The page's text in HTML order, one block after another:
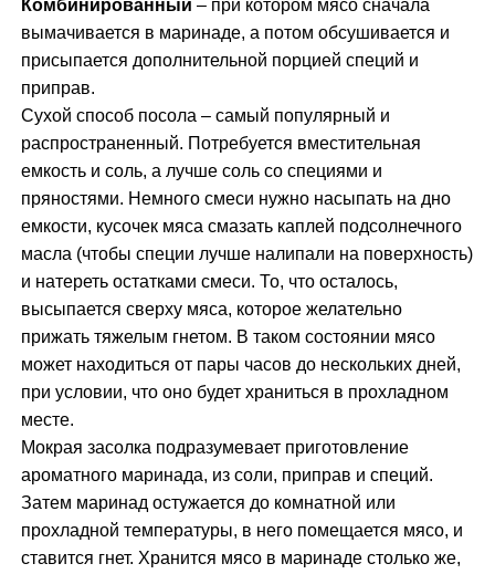
Комбинированный – при котором мясо сначала
вымачивается в маринаде, а потом обсушивается и
присыпается дополнительной порцией специй и
приправ.
Сухой способ посола – самый популярный и
распространенный. Потребуется вместительная
емкость и соль, а лучше соль со специями и
пряностями. Немного смеси нужно насыпать на дно
емкости, кусочек мяса смазать каплей подсолнечного
масла (чтобы специи лучше налипали на поверхность)
и натереть остатками смеси. То, что осталось,
высыпается сверху мяса, которое желательно
прижать тяжелым гнетом. В таком состоянии мясо
может находиться от пары часов до нескольких дней,
при условии, что оно будет храниться в прохладном
месте.
Мокрая засолка подразумевает приготовление
ароматного маринада, из соли, приправ и специй.
Затем маринад остужается до комнатной или
прохладной температуры, в него помещается мясо, и
ставится гнет. Хранится мясо в маринаде столько же,